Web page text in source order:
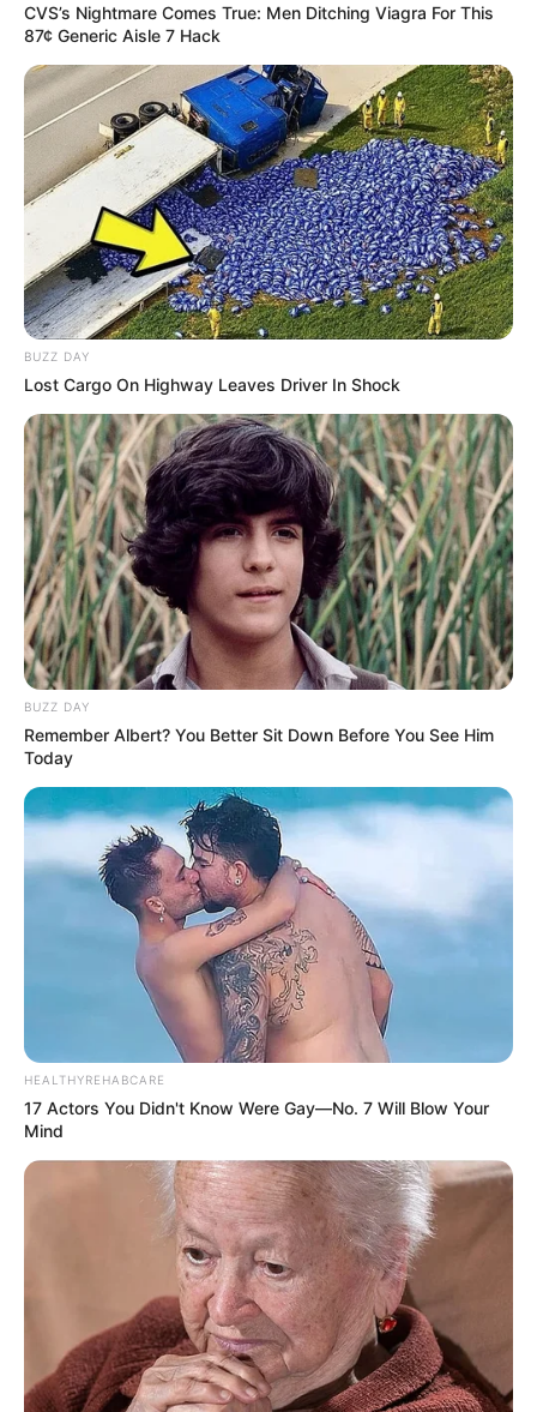
CVS’s Nightmare Comes True: Men Ditching Viagra For This
87¢ Generic Aisle 7 Hack
BUZZ DAY
Lost Cargo On Highway Leaves Driver In Shock
BUZZ DAY
Remember Albert? You Better Sit Down Before You See Him
Today
HEALTHYREHABCARE
17 Actors You Didn't Know Were Gay—No. 7 Will Blow Your
Mind